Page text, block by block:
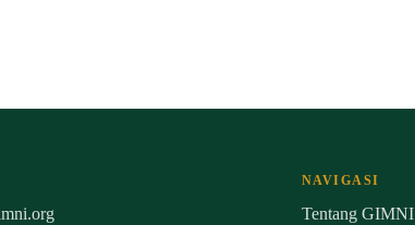
NAVIGASI
Tentang GIMNI